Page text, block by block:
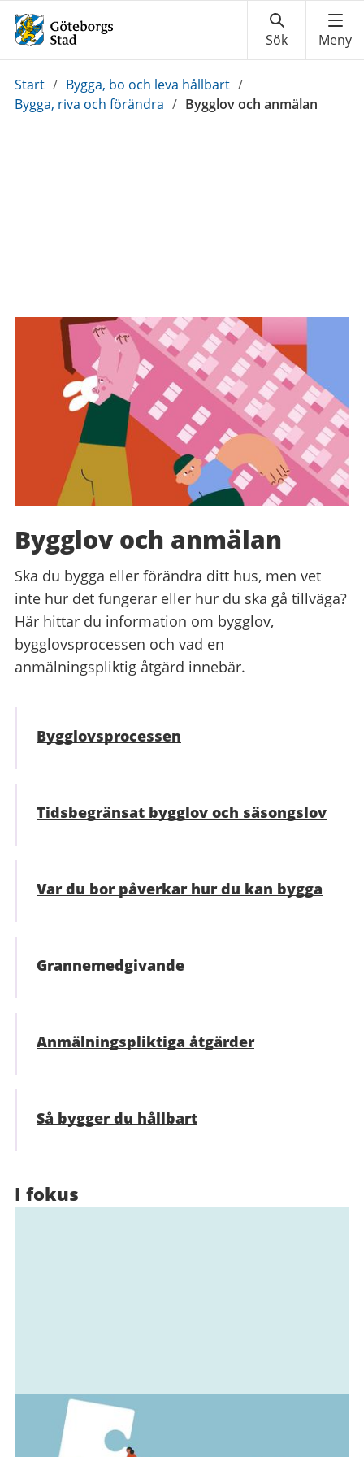
Du
är
Start / Bygga, bo och leva hållbart /
Bygga, riva och förändra / Bygglov och anmälan
Bygglov och anmälan
Ska du bygga eller förändra ditt hus, men vet
inte hur det fungerar eller hur du ska gå tillväga?
Här hittar du information om bygglov,
bygglovsprocessen och vad en
anmälningspliktig åtgärd innebär.
Bygglovsprocessen
Tidsbegränsat bygglov och säsongslov
Var du bor påverkar hur du kan bygga
Grannemedgivande
Anmälningspliktiga åtgärder
Så bygger du hållbart
I fokus